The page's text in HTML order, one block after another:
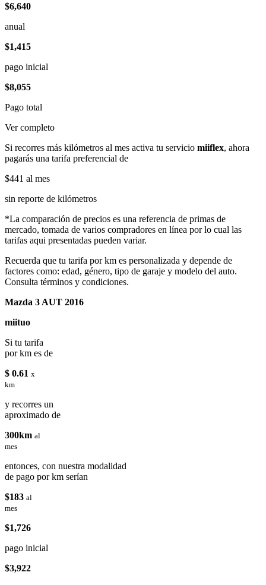
$6,640
anual
$1,415
pago inicial
$8,055
Pago total
Ver completo
Si recorres más kilómetros al mes activa tu servicio miiflex, ahora
pagarás una tarifa preferencial de
$441 al mes
sin reporte de kilómetros
*La comparación de precios es una referencia de primas de
mercado, tomada de varios compradores en línea por lo cual las
tarifas aqui presentadas pueden variar.
Recuerda que tu tarifa por km es personalizada y depende de
factores como: edad, género, tipo de garaje y modelo del auto.
Consulta términos y condiciones.
Mazda 3 AUT 2016
miituo
Si tu tarifa
por km es de
$ 0.61 x
km
y recorres un
aproximado de
300km al
mes
entonces, con nuestra modalidad
de pago por km serían
$183 al
mes
$1,726
pago inicial
$3,922